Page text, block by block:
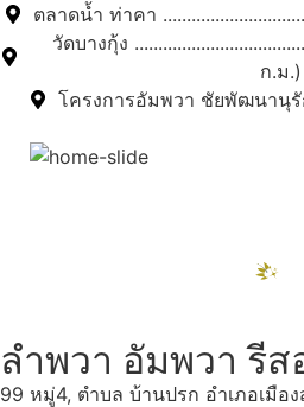
ตลาดน้ำ ท่าคา
วัดบางกุ้ง
ก.ม.)
โครงการอัมพวา ชัยพัฒนานุรั
ลำพวา อัมพวา รีส
99 หมู่4, ตำบล บ้านปรก อำเภอเมือ